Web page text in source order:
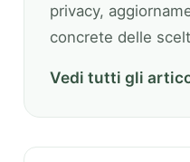
privacy,
concrete delle
Vedi tutti gli